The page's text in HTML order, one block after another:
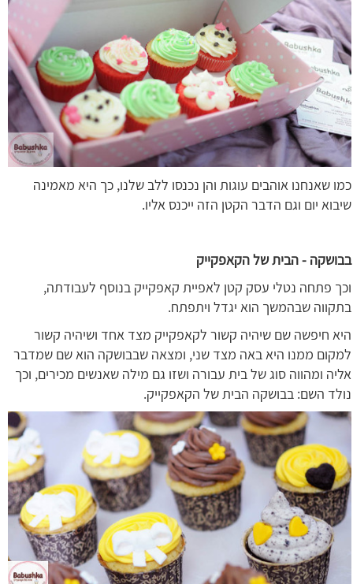
כמו שאנחנו אוהבים עוגות והן נכנסו ללב שלנו, כך היא מאמינה
שיבוא יום וגם הדבר הקטן הזה ייכנס אליו.
בבושקה - הבית של הקאפקייק
וכך פתחה נטלי עסק קטן לאפיית קאפקייק בנוסף לעבודתה,
בתקווה שבהמשך הוא יגדל ויתפתח.
היא חיפשה שם שיהיה קשור לקאפקייק מצד אחד ושיהיה קשור
למקום ממנו היא באה מצד שני, ומצאה שבבושקה הוא שם שמדבר
אליה ומהווה סוג של בית עבורה ושזו גם מילה שאנשים מכירים, וכך
נולד השם: בבושקה הבית של הקאפקייק.